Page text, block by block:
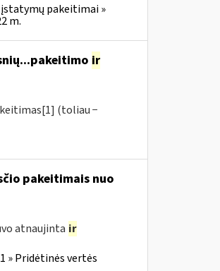
įstatymų pakeitimai »
m.
ir
(toliau −
pakeitimais nuo
atnaujinta ir
» Pridėtinės vertės